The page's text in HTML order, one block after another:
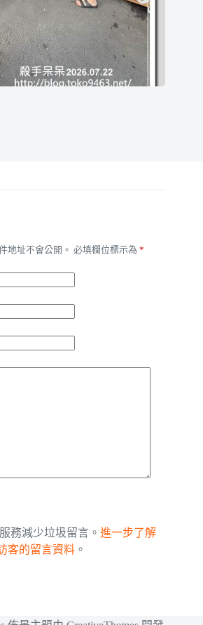
地址不會公開。 必填欄位標示為 *
務減少垃圾留言。 進一步了解
客的留言資料 。